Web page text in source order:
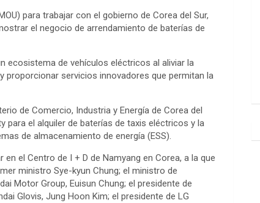
para trabajar con el gobierno de Corea del Sur,
el negocio de arrendamiento de baterías de
ecosistema de vehículos eléctricos al aliviar la
servicios innovadores que permitan la
de Comercio, Industria y Energía de Corea del
para el alquiler de baterías de taxis eléctricos y la
de almacenamiento de energía (ESS).
el Centro de I + D de Namyang en Corea, a la que
ministro Sye-kyun Chung; el ministro de
Motor Group, Euisun Chung; el presidente de
Glovis, Jung Hoon Kim; el presidente de LG